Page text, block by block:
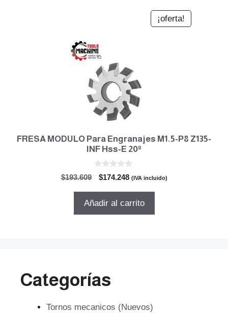
¡oferta!
FRESA MODULO Para Engranajes M1.5-P8 Z135-
INF Hss-E 20º
$193.609
El
original
$174.248El
actual
(IVA incluido)
Añadir al carrito
Categorías
Tornos mecanicos (Nuevos)